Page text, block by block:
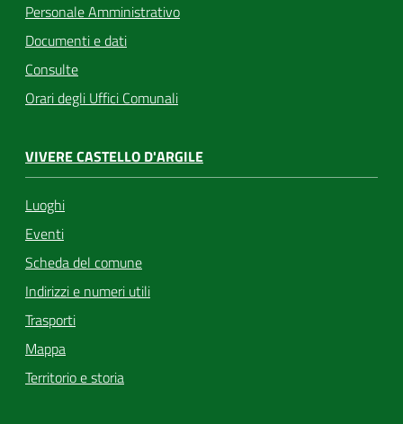
Personale Amministrativo
Documenti e dati
Consulte
Orari degli Uffici Comunali
VIVERE CASTELLO D'ARGILE
Luoghi
Eventi
Scheda del comune
Indirizzi e numeri utili
Trasporti
Mappa
Territorio e storia